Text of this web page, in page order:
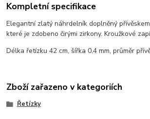
Kompletní specifikace
Elegantní zlatý náhrdelník doplněný
které je zdobeno čirými zirkony. Kroužkové
Délka řetízku 42 cm, šířka 0,4 mm, průměr
Zboží zařazeno v kategoriích
Řetízky